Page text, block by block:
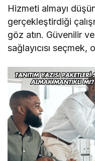
Hizmeti almayı
gerçekleştirdiği
göz atın. Güvenilir
sağlayıcısı seçmek,